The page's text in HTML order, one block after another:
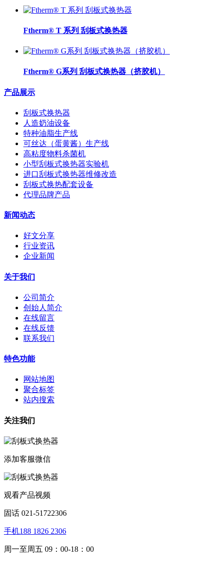
Ftherm® T 系列 刮板式换热器
Ftherm® G系列 刮板式换热器（挤胶机）
产品展示
刮板式换热器
人造奶油设备
特种油脂生产线
可丝达（蛋黄酱）生产线
高粘度物料杀菌机
小型刮板式换热器实验机
进口刮板式换热器维修改造
刮板式换热配套设备
代理品牌产品
新闻动态
好文分享
行业资讯
企业新闻
关于我们
公司简介
创始人简介
在线留言
在线反馈
联系我们
特色功能
网站地图
聚合标签
站内搜索
关注我们
添加客服微信
观看产品视频
固话 021-51722306
手机188 1826 2306
周一至周五 09：00-18：00